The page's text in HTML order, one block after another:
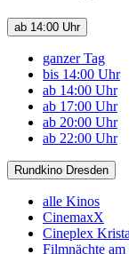
ab 14:00 Uhr
ganzer Tag
bis 14:00 Uhr
ab 14:00 Uhr
ab 17:00 Uhr
ab 20:00 Uhr
ab 22:00 Uhr
Rundkino Dresden
alle Kinos
CinemaxX
Cineplex
Filmnächte